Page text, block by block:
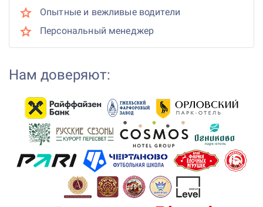
Опытные и вежливые водители
Персональный менеджер
Нам доверяют: